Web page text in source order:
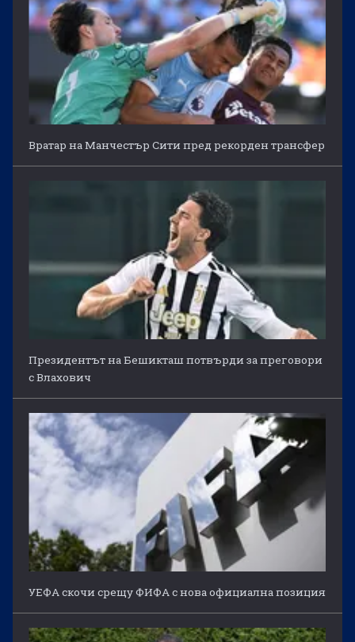
Вратар на Манчестър Сити пред рекорден трансфер
Президентът на Бешикташ потвърди за преговори
с Влахович
УЕФА скочи срещу ФИФА с нова официална позиция